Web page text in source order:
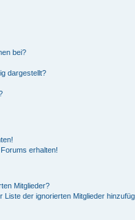
bei?
dargestellt?
erhalten!
Mitglieder?
der ignorierten Mitglieder